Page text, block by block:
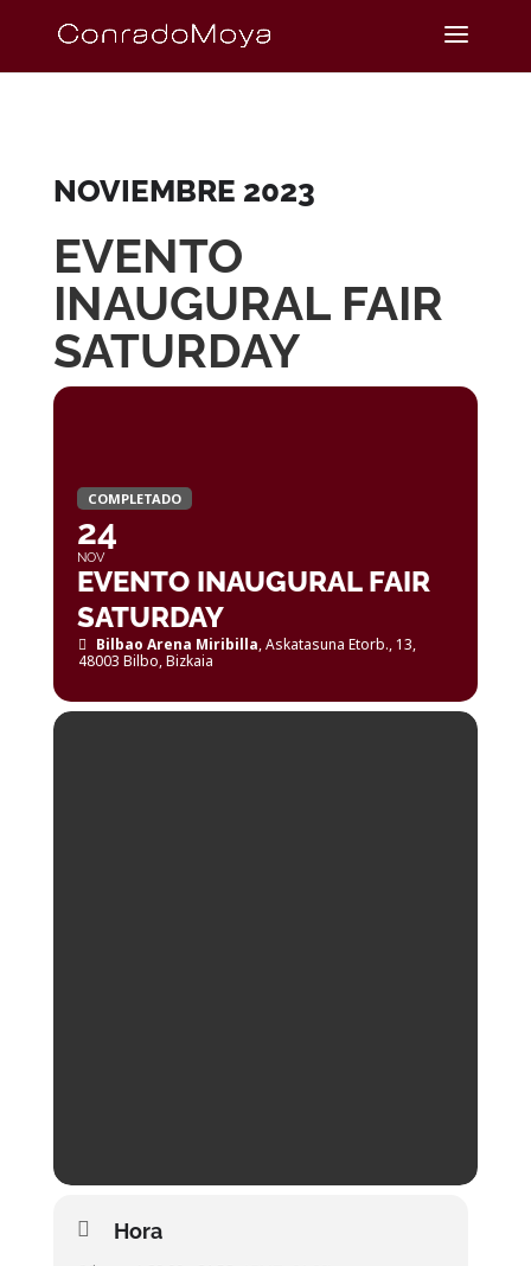
NOVIEMBRE 2023
EVENTO
INAUGURAL FAIR
SATURDAY
COMPLETADO
24
NOV
EVENTO INAUGURAL FAIR
SATURDAY
Bilbao Arena Miribilla, Askatasuna Etorb., 13,
48003 Bilbo, Bizkaia
Hora